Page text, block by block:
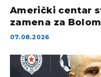
Američki centar
zamena za
07.08.2026